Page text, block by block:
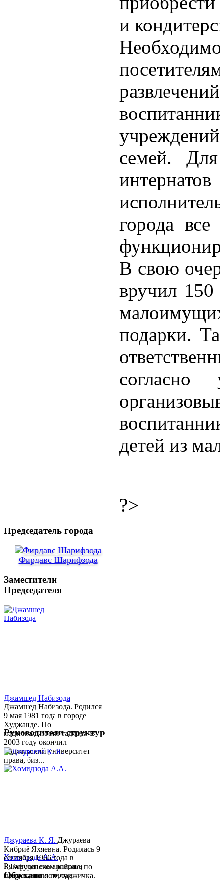
и
семей.
города
В свою
вручил
подарки.
согласно
детей из
?>
Председатель города
Фирдавс Шарифзода
Заместители
Председателя
Джамшед Набизода
Джамшед Набизода. Родился
9 мая 1981 года в городе
Худжанде. По
национальности таджик. В
2003 году окончил
Таджикский университет
права, биз...
Хомидзода А.А.
Руководитель аппарата
председателя города
Руководители структур
Джураева К. Я. Джураева
Кибриё Яхяевна. Родилась 9
сентября 1966 года в
Б.Гафуровском районе, по
национальности таджичка.
Обу хаво